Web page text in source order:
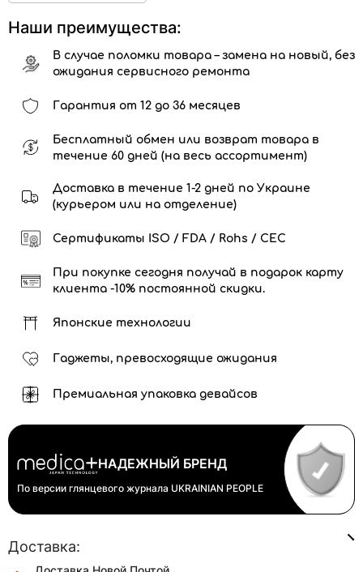
Наши преимущества:
В случае поломки товара – замена на новый, без
ожидания сервисного ремонта
Гарантия от 12 до 36 месяцев
Бесплатный обмен или возврат товара в
течение 60 дней (на весь ассортимент)
Доставка в течение 1-2 дней по Украине
(курьером или на отделение)
Сертификаты ISO / FDA / Rohs / CEC
При покупке сегодня получай в подарок карту
клиента -10% постоянной скидки.
Японские технологии
Гаджеты, превосходящие ожидания
Премиальная упаковка девайсов
НАДЕЖНЫЙ БРЕНД
По версии глянцевого журнала UKRAINIAN PEOPLE
Доставка: